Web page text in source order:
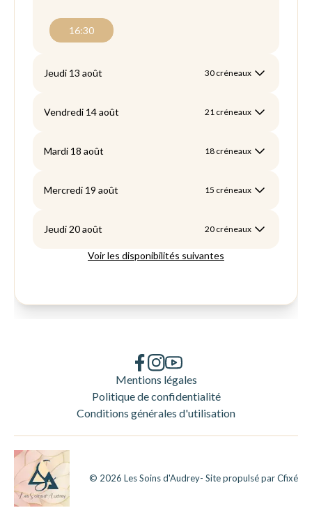
Mentions légales
Politique de confidentialité
Conditions générales d'utilisation
© 2026 Les Soins d'Audrey- Site propulsé parCfixé